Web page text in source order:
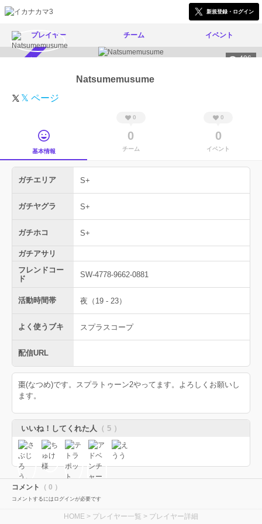
新規登録・ログイン
プレイヤー チーム イベント
406
Natsumemusume
𝕏 ページ
基本情報
0
0
チーム
0
0
イベント
ガチエリア S+
ガチヤグラ S+
ガチホコ S+
ガチアサリ
フレンドコー
ド
SW-4778-9662-0881
活動時間帯 夜（19 - 23）
よく使うブキ スプラスコープ
配信URL
棗(なつめ)です。スプラトゥーン2やってます。よろしくお願いし
ます。
いいね！してくれた人 （ 5 ）
コメント （ 0 ）
コメントするにはログインが必要です
HOME > プレイヤー一覧 > プレイヤー詳細